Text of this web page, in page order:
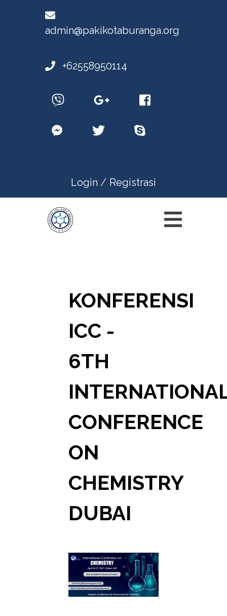
admin@pakikotaburanga.org
+62558950114
Login / Registrasi
KONFERENSI
ICC -
6TH
CONFERENCE
ON
CHEMISTRY
DUBAI